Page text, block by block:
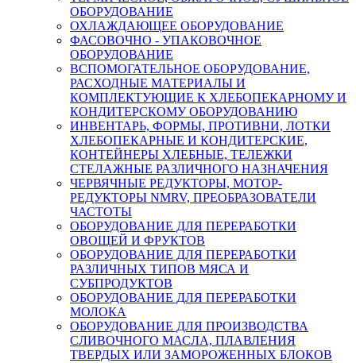
ОБОРУДОВАНИЕ
ОХЛАЖДАЮЩЕЕ ОБОРУДОВАНИЕ
ФАСОВОЧНО - УПАКОВОЧНОЕ
ОБОРУДОВАНИЕ
ВСПОМОГАТЕЛЬНОЕ ОБОРУДОВАНИЕ,
РАСХОДНЫЕ МАТЕРИАЛЫ И
КОМПЛЕКТУЮЩИЕ К ХЛЕБОПЕКАРНОМУ И
КОНДИТЕРСКОМУ ОБОРУДОВАНИЮ
ИНВЕНТАРЬ, ФОРМЫ, ПРОТИВНИ, ЛОТКИ
ХЛЕБОПЕКАРНЫЕ И КОНДИТЕРСКИЕ,
КОНТЕЙНЕРЫ ХЛЕБНЫЕ, ТЕЛЕЖКИ
СТЕЛАЖНЫЕ РАЗЛИЧНОГО НАЗНАЧЕНИЯ
ЧЕРВЯЧНЫЕ РЕДУКТОРЫ, МОТОР-
РЕДУКТОРЫ NMRV, ПРЕОБРАЗОВАТЕЛИ
ЧАСТОТЫ
ОБОРУДОВАНИЕ ДЛЯ ПЕРЕРАБОТКИ
ОВОЩЕЙ И ФРУКТОВ
ОБОРУДОВАНИЕ ДЛЯ ПЕРЕРАБОТКИ
РАЗЛИЧНЫХ ТИПОВ МЯСА И
СУБПРОДУКТОВ
ОБОРУДОВАНИЕ ДЛЯ ПЕРЕРАБОТКИ
МОЛОКА
ОБОРУДОВАНИЕ ДЛЯ ПРОИЗВОДСТВА
СЛИВОЧНОГО МАСЛА, ПЛАВЛЕНИЯ
ТВЕРДЫХ ИЛИ ЗАМОРОЖЕННЫХ БЛОКОВ